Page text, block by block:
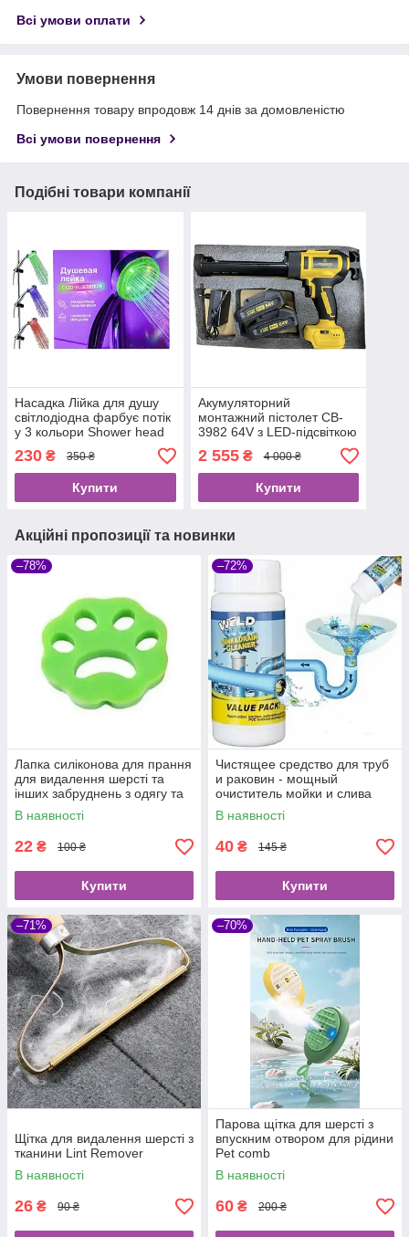
Всі умови оплати
Умови повернення
Повернення товару впродовж 14 днів за домовленістю
Всі умови повернення
Подібні товари компанії
Насадка Лійка для душу
світлодіодна фарбує потік
у 3 кольори Shower head
AND XL-903
230 ₴ 350 ₴
Купити
Акумуляторний
монтажний пістолет CB-
3982 64V з LED-підсвіткою
2 555₴ 4 000 ₴
Купити
Акційні пропозиції та новинки
–78%
Лапка силіконова для прання
для видалення шерсті та
інших забруднень з одягу та
меблів
В наявності
22 ₴ 100 ₴
Купити
–72%
Чистящее средство для труб
и раковин - мощный
очиститель мойки и слива
Wild Tornado Sink Drain
Cleaner
В наявності
40 ₴ 145 ₴
Купити
–71%
Щітка для видалення шерсті з
тканини Lint Remover
В наявності
26 ₴ 90 ₴
–70%
Парова щітка для шерсті з
впускним отвором для рідини
Pet comb
В наявності
60 ₴ 200 ₴